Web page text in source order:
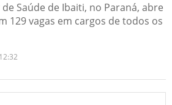
Saúde de Ibaiti, no Paraná, abre
129 vagas em cargos de todos os